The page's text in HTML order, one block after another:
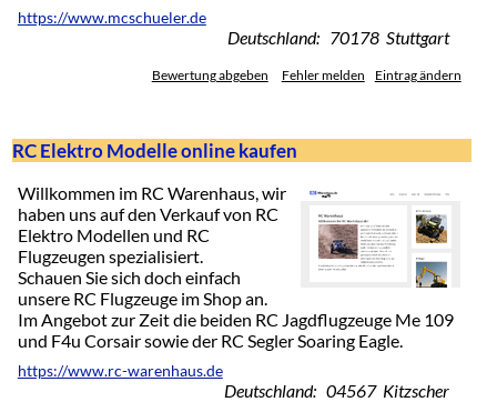
https://www.mcschueler.de
Deutschland: 70178 Stuttgart
Bewertung abgeben Fehler melden Eintrag ändern
RC Elektro Modelle online kaufen
Willkommen im RC Warenhaus, wir
haben uns auf den Verkauf von RC
Elektro Modellen und RC
Flugzeugen spezialisiert.
Schauen Sie sich doch einfach
unsere RC Flugzeuge im Shop an.
Im Angebot zur Zeit die beiden RC Jagdflugzeuge Me 109
und F4u Corsair sowie der RC Segler Soaring Eagle.
https://www.rc-warenhaus.de
Deutschland: 04567 Kitzscher